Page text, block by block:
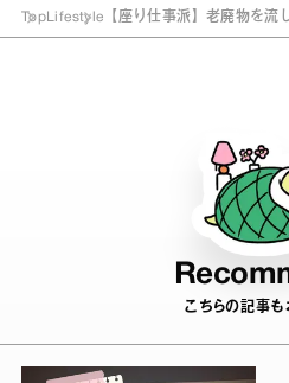
Top Lifestyle 【座り仕事派】老廃物を流
こちらの記事